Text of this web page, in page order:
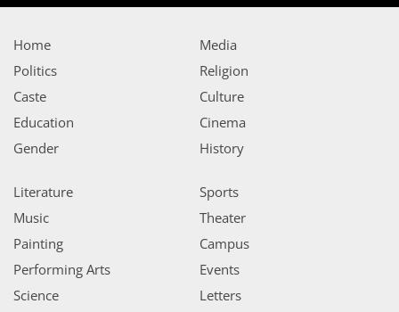
Home
Politics
Caste
Education
Gender
Media
Religion
Culture
Cinema
History
Literature
Music
Painting
Performing Arts
Science
Sports
Theater
Campus
Events
Letters